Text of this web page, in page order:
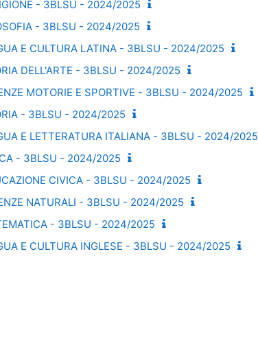
- 3BLSU - 2024/2025
- 3BLSU - 2024/2025
E CULTURA LATINA - 3BLSU - 2024/2025
DELL'ARTE - 3BLSU - 2024/2025
MOTORIE E SPORTIVE - 3BLSU - 2024/2025
- 3BLSU - 2024/2025
E LETTERATURA ITALIANA - 3BLSU - 2024/2025
- 3BLSU - 2024/2025
CIVICA - 3BLSU - 2024/2025
NATURALI - 3BLSU - 2024/2025
- 3BLSU - 2024/2025
E CULTURA INGLESE - 3BLSU - 2024/2025